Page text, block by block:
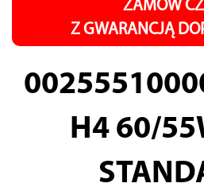
ZAMÓW
Z GWARANCJĄ
H4 60/